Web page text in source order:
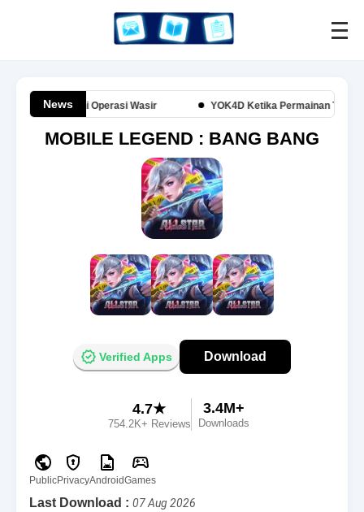
News
Usai Jalani Operasi Wasir YOK4D Ketika Permainan Terasa
MOBILE LEGEND : BANG BANG
Verified Apps Download
4.7★
754.2K+ Reviews
3.4M+
Downloads
PublicPrivacyAndroidGames
Last Download : 07 Aug 2026